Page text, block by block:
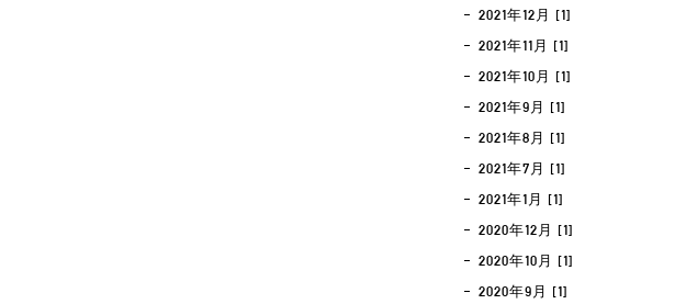
2021年12月 [1]
2021年11月 [1]
2021年10月 [1]
2021年9月 [1]
2021年8月 [1]
2021年7月 [1]
2021年1月 [1]
2020年12月 [1]
2020年10月 [1]
2020年9月 [1]